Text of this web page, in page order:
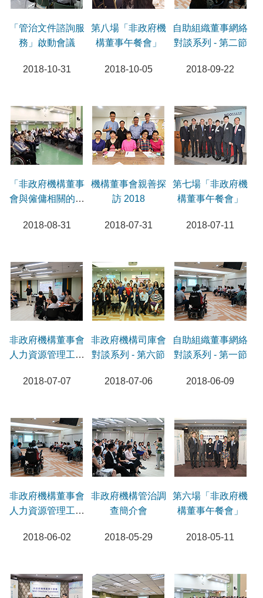
「管治文件諮詢服
務」啟動會議
2018-10-31
第八場「非政府機
構董事午餐會」
2018-10-05
自助組織董事網絡
對談系列 - 第二節
2018-09-22
「非政府機構董事
會與僱傭相關的責
2018-08-31
機構董事會親善探
訪 2018
2018-07-31
第七場「非政府機
構董事午餐會」
2018-07-11
非政府機構董事會
人力資源管理工作
2018-07-07
非政府機構司庫會
對談系列 - 第六節
2018-07-06
自助組織董事網絡
對談系列 - 第一節
2018-06-09
非政府機構董事會
人力資源管理工作
2018-06-02
非政府機構管治調
查簡介會
2018-05-29
第六場「非政府機
構董事午餐會」
2018-05-11